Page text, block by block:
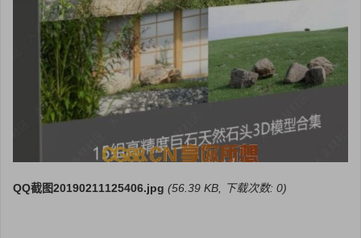
QQ截图20190211125406.jpg (56.39 KB, 下载次数: 0)